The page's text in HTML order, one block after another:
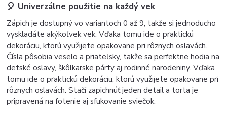
🎈 Univerzálne použitie na každý vek
Zápich je dostupný vo variantoch 0 až 9, takže si jednoducho
vyskladáte akýkoľvek vek. Vďaka tomu ide o praktickú
dekoráciu, ktorú využijete opakovane pri rôznych oslavách.
Čísla pôsobia veselo a priateľsky, takže sa perfektne hodia na
detské oslavy, škôlkarske párty aj rodinné narodeniny. Vďaka
tomu ide o praktickú dekoráciu, ktorú využijete opakovane pri
rôznych oslavách. Stačí zapichnúť jeden detail a torta je
pripravená na fotenie aj sfukovanie sviečok.